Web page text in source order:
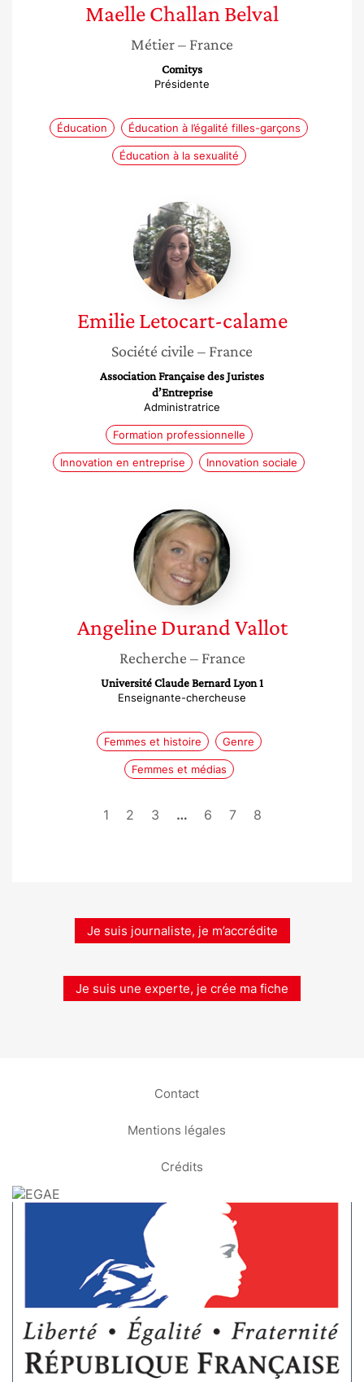
MaelleChallan Belval
Métier– France
Comitys
Présidente
Éducation Éducation à l’égalité filles-garçons
Éducation à la sexualité
Emilie
Letocart-
calame
Emilie Letocart-calame
Société civile – France
Association Française des Juristes
d’Entreprise
Administratrice
Formation professionnelle
Innovation en entreprise Innovation sociale
Angeline
Durand
Vallot
Angeline Durand Vallot
Recherche – France
Université Claude Bernard Lyon 1
Enseignante-chercheuse
Femmes et histoire Genre
Femmes et médias
1 2 3 … 6 7 8
Je suis journaliste, je m’accrédite
Je suis une experte, je crée ma fiche
Contact
Mentions légales
Crédits